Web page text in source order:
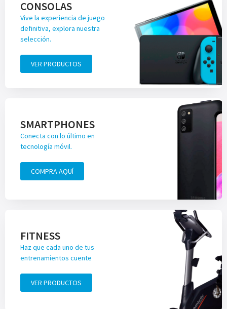
CONSOLAS
Vive la experiencia de juego
definitiva, explora nuestra
selección.
VER PRODUCTOS
SMARTPHONES
Conecta con lo último en
tecnología móvil.
COMPRA AQUÍ
FITNESS
Haz que cada uno de tus
entrenamientos cuente
VER PRODUCTOS